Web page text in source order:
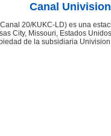
Canal
20/KUKC-LD) es una
City, Missouri, Estados
de la subsidiaria